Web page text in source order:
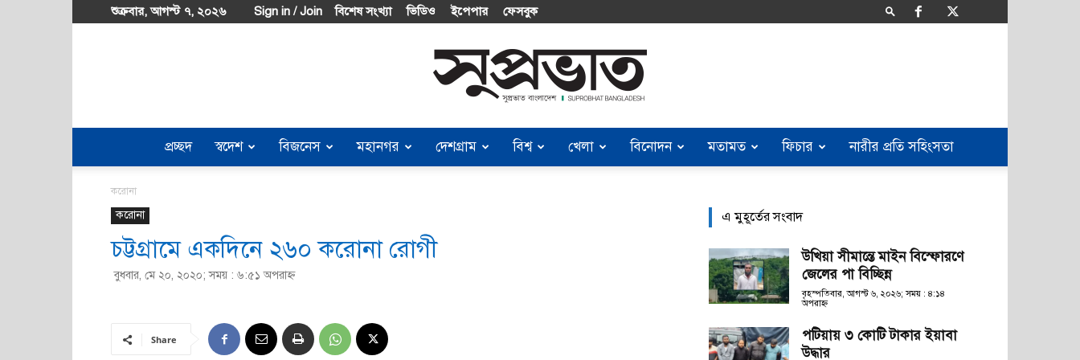
শুক্রবার, আগস্ট ৭, ২০২৬ Sign in / Join বিশেষ সংখ্যা ভিডিও ইপেপার ফেসবুক
Suprobhat
প্রচ্ছদ স্বদেশ বিজনেস মহানগর দেশগ্রাম বিশ্ব খেলা বিনোদন মতামত ফিচার নারীর প্রতি সহিংসতা
করোনা
করোনা
চট্টগ্রামে একদিনে ২৬০ করোনা রোগী
বুধবার, মে ২০, ২০২০; সময় : ৬:৫১ অপরাহ্ণ
Share
এ মুহূর্তের সংবাদ
উখিয়া সীমান্তে মাইন বিস্ফোরণে
জেলের পা বিচ্ছিন্ন
বৃহস্পতিবার, আগস্ট ৬, ২০২৬; সময় : ৪:১৪
অপরাহ্ণ
পটিয়ায় ৩ কোটি টাকার ইয়াবা
উদ্ধার